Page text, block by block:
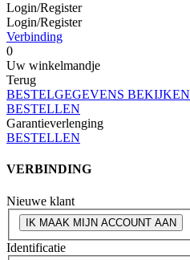
Login/Register
Login/Register
Verbinding
0
Uw winkelmandje
Terug
BESTELGEGEVENS BEKIJKEN
BESTELLEN
Garantieverlenging
BESTELLEN
VERBINDING
Nieuwe klant
IK MAAK MIJN ACCOUNT AAN
Identificatie